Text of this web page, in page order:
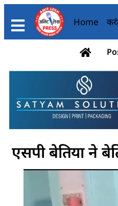
Home
एसपी बेतिया ने